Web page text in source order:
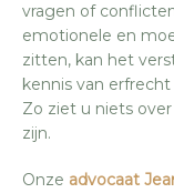
vragen of
emotionele en
zitten, kan het
kennis van
Zo ziet u niets
zijn.
Onze advocaat